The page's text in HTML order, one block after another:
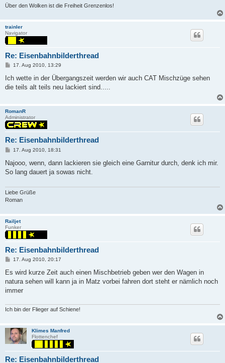
Über den Wolken ist die Freiheit Grenzenlos!
trainler
Navigator
Re: Eisenbahnbilderthread
P
s
17. Aug 2010, 13:29
Ich wette in der Übergangszeit werden wir auch CAT Mischzüge sehen
die teils alt teils neu lackiert sind.....
RomanR
Administrator
Re: Eisenbahnbilderthread
P
s
17. Aug 2010, 18:31
Najooo, wenn, dann lackieren sie gleich eine Garnitur durch, denk ich mir.
So lang dauert ja sowas nicht.
Liebe Grüße
Roman
Railjet
Funker
Re: Eisenbahnbilderthread
P
s
17. Aug 2010, 20:17
Es wird kurze Zeit auch einen Mischbetrieb geben wer den Wagen in
natura sehen will kann ja in Matz vorbei fahren dort steht er nämlich noch
immer
Ich bin der Flieger auf Schiene!
Klimes Manfred
Flottenchef
Re: Eisenbahnbilderthread